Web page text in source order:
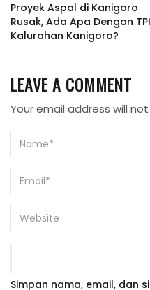
Proyek Aspal di Kanigoro
Rusak, Ada Apa Dengan
Kalurahan Kanigoro?
LEAVE A COMMENT
Your email address will
Simpan nama, email, dan